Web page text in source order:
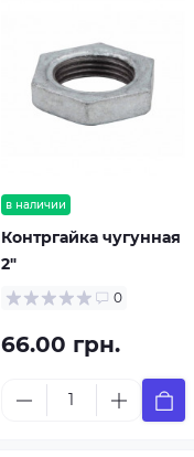
в наличии
Контргайка чугунная
2"
0
66.00 грн.